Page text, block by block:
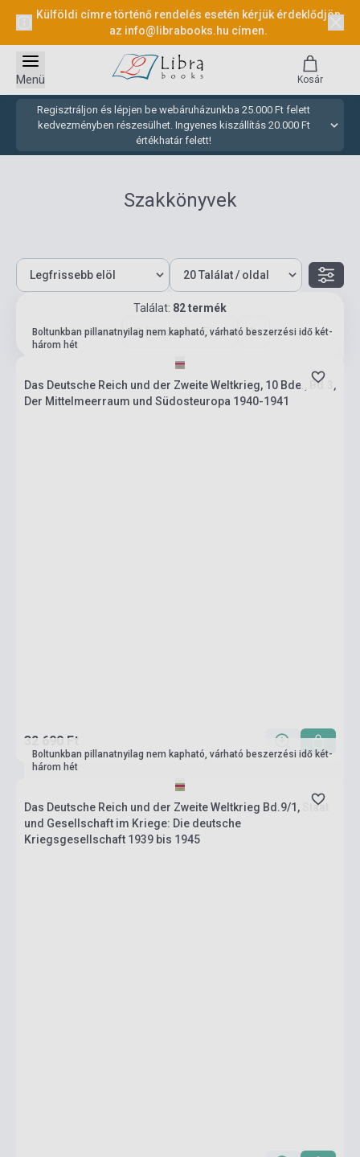
Külföldi címre történő rendelés esetén kérjük érdeklődjön
az info@librabooks.hu címen.
Regisztráljon és lépjen be webáruházunkba 25.000 Ft felett
kedvezményben részesülhet. Ingyenes kiszállítás 20.000 Ft
értékhatár felett!
Menü Kosár
Szakkönyvek
Találat: 82 termék
1 (összesen: 5)
Boltunkban pillanatnyilag nem kapható, várható beszerzési idő két-
három hét
Das Deutsche Reich und der Zweite Weltkrieg, 10 Bde., Bd.3,
Der Mittelmeerraum und Südosteuropa 1940-1941
32 690 Ft
Boltunkban pillanatnyilag nem kapható, várható beszerzési idő két-
három hét
Das Deutsche Reich und der Zweite Weltkrieg Bd.9/1, Staat
und Gesellschaft im Kriege: Die deutsche
Kriegsgesellschaft 1939 bis 1945